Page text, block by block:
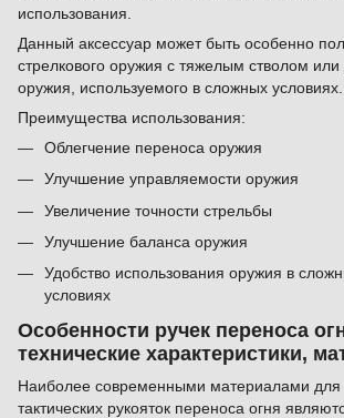
использования.
Данный аксессуар может быть особенно
стрелкового оружия с тяжелым стволом или
оружия, используемого в сложных условиях.
Преимущества использования:
Облегчение переноса оружия
Улучшение управляемости оружия
Увеличение точности стрельбы
Улучшение баланса оружия
Удобство использования оружия в
условиях
Особенности ручек переноса
технические характеристики,
Наиболее современными материалами для
тактических рукояток переноса огня